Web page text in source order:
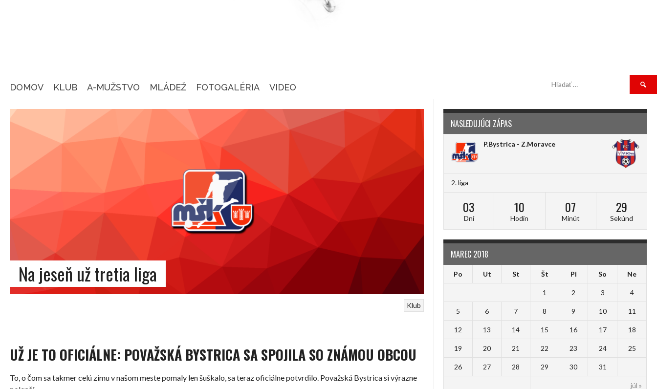
DOMOV KLUB A-MUŽSTVO MLÁDEŽ FOTOGALÉRIA VIDEO
Hľadať:
Na jeseň už tretia liga
Klub
UŽ JE TO OFICIÁLNE: POVAŽSKÁ BYSTRICA SA SPOJILA SO ZNÁMOU OBCOU
To, o čom sa takmer celú zimu v našom meste pomaly len šuškalo, sa teraz oficiálne potvrdilo. Považská Bystrica si výrazne
NASLEDUJÚCI ZÁPAS
P.Bystrica - Z.Moravce
2. liga
03
Dní
10
Hodín
07
Minút
29
Sekúnd
MAREC 2018
Po Ut St Št Pi So Ne
júl »
1 2 3 4
5 6 7 8 9 10 11
12 13 14 15 16 17 18
19 20 21 22 23 24 25
26 27 28 29 30 31